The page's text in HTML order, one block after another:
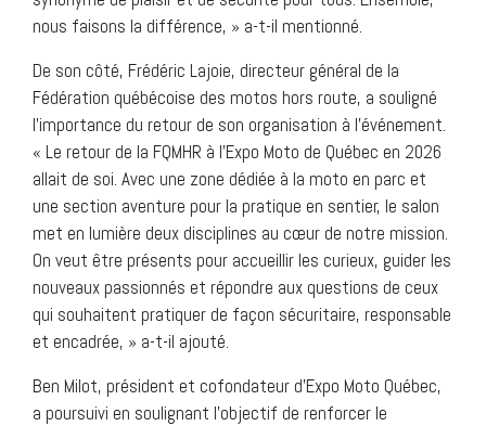
nous faisons la différence, » a-t-il mentionné.
De son côté, Frédéric Lajoie, directeur général de la
Fédération québécoise des motos hors route, a souligné
l’importance du retour de son organisation à l’événement.
« Le retour de la FQMHR à l’Expo Moto de Québec en 2026
allait de soi. Avec une zone dédiée à la moto en parc et
une section aventure pour la pratique en sentier, le salon
met en lumière deux disciplines au cœur de notre mission.
On veut être présents pour accueillir les curieux, guider les
nouveaux passionnés et répondre aux questions de ceux
qui souhaitent pratiquer de façon sécuritaire, responsable
et encadrée, » a-t-il ajouté.
Ben Milot, président et cofondateur d’Expo Moto Québec,
a poursuivi en soulignant l’objectif de renforcer le